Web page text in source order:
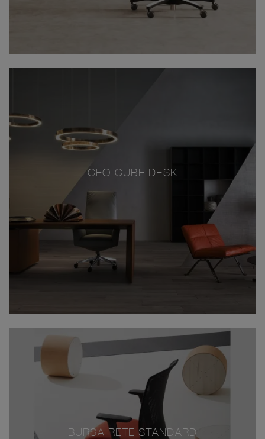
CEO CUBE DESK
BURSA RETE STANDARD